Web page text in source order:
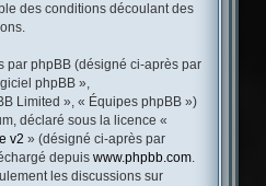
des conditions découlant des
par phpBB (désigné ci-après par
phpBB »,
Limited », « Équipes phpBB »)
déclaré sous la licence «
v2 » (désigné ci-après par
depuis www.phpbb.com.
les discussions sur